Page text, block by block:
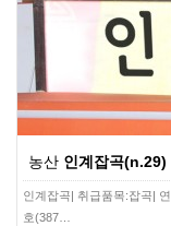
농산 인계잡곡(n.29)
인계잡곡| 취급품목:잡곡|
호(387…